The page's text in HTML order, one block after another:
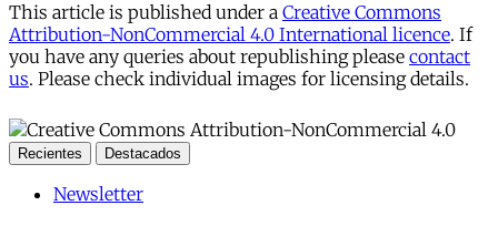
This article is published under a Creative Commons
Attribution-NonCommercial 4.0 International licence. If
you have any queries about republishing please contact
us. Please check individual images for licensing details.
Recientes Destacados
Newsletter